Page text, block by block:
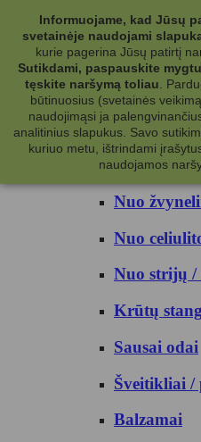
Kategorijos
Kosmetika
Kūno priežiūrai
Nuo
Kūno
Nuo
Nuo
Nuo strijų /
Krūtų
Sausai odai
Šveitikliai /
Balzamai
Informuojame, kad Jūsų
svetainėje naudojami
kurie pagerina Jūsų patirtį
Sutikdami, paspauskite
tęskite naršymą toliau
būtinuosius (svetainės
naudojimąsi ja
analitinius slapukus. Savo
kuriuo metu, ištrindami
naudojamos